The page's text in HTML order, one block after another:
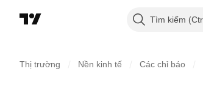
Tìm kiếm
Thị trường Nền kinh tế Các chỉ báo